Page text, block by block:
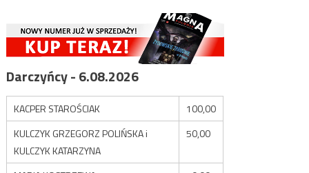
Darczyńcy - 6.08.2026
KACPER STAROŚCIAK
100,00
KULCZYK GRZEGORZ POLIŃSKA i
KULCZYK KATARZYNA
50,00